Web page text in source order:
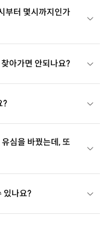
부터 몇시까지인가
아가면 안되나요?
?
심을 바꿨는데, 또
있나요?